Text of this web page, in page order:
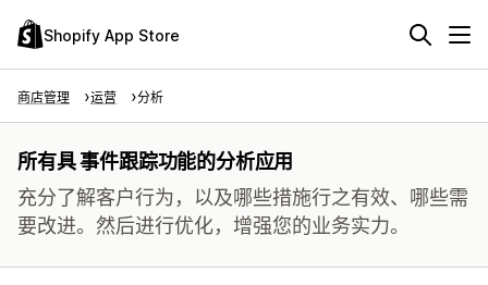
Shopify App Store
商店管理 运营 分析
所有具 事件跟踪功能的分析应用
充分了解客户行为，以及哪些措施行之有效、哪些需
要改进。然后进行优化，增强您的业务实力。